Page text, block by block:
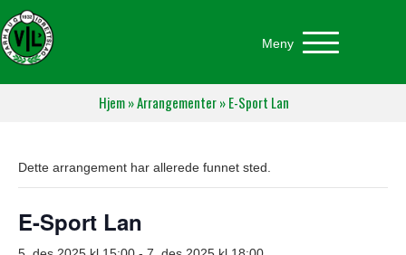
Meny
Hjem»Arrangementer»E-Sport Lan
Dette arrangement har allerede funnet sted.
E-Sport Lan